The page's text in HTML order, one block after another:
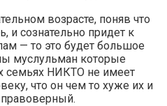
возрасте, поняв что
и сознательно придет к
— то это будет большое
муслульман которые
семьях НИКТО не имеет
что он чем то хуже их и